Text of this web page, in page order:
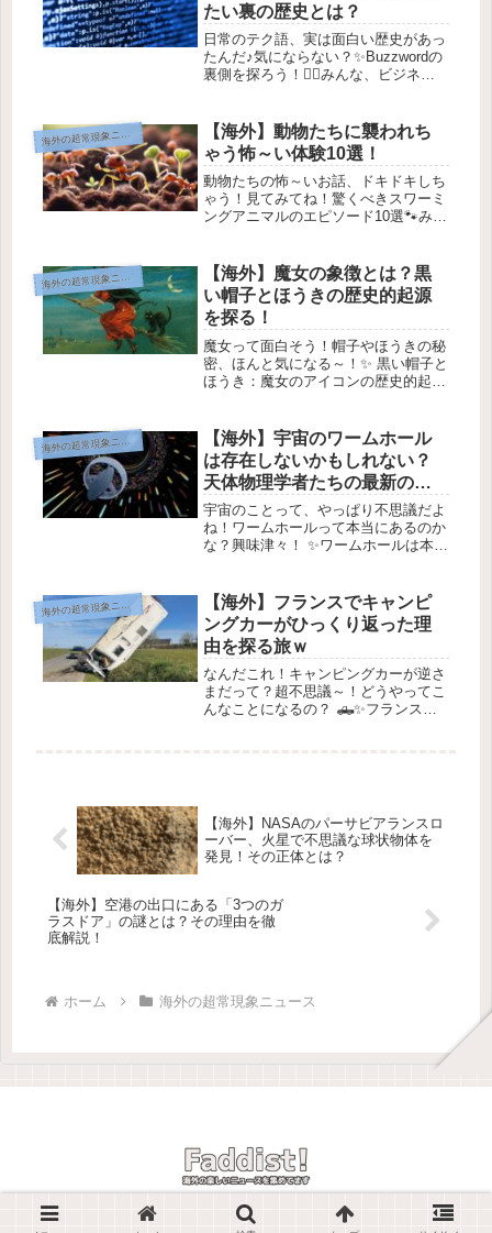
たい裏の歴史とは？
日常のテク語、実は面白い歴史があっ
たんだ♪気にならない？✨Buzzwordの
裏側を探ろう！🕵️‍♀️みんな、ビジネス
と、よく耳にする言葉があるよね。
「パイボットした」「ディス...
海
外の超常現象ニュース
【海外】動物たちに襲われち
ゃう怖～い体験10選！
動物たちの怖～いお話、ドキドキしち
ゃう！見てみてね！驚くべきスワーミ
ングアニマルのエピソード10選🐾みん
い「スワーミングアニマル」について
お話しするよ✨ これ、動物たちが集...
海
外の超常現象ニュース
【海外】魔女の象徴とは？黒
い帽子とほうきの歴史的起源
を探る！
魔女って面白そう！帽子やほうきの秘
密、ほんと気になる～！✨ 黒い帽子と
ほうき：魔女のアイコンの歴史的起源
Tuck and S...
海
外の超常現象ニュース
【海外】宇宙のワームホール
は存在しないかもしれない？
天体物理学者たちの最新の主
張とは
宇宙のことって、やっぱり不思議だよ
ね！ワームホールって本当にあるのか
な？興味津々！ ✨ワームホールは本当
る？ 画像提供: NASA ワームホールは
SF作品の定番だけど、実際に...
海
外の超常現象ニュース
【海外】フランスでキャンピ
ングカーがひっくり返った理
由を探る旅ｗ
なんだこれ！キャンピングカーが逆さ
まだって？超不思議～！どうやってこ
んなことになるの？ 🛻✨フランスで
【海外】NASAのパーサビアランスロ
ーバー、火星で不思議な球状物体を
発見！その正体とは？
【海外】空港の出口にある「3つのガ
ラスドア」の謎とは？その理由を徹
底解説！
ホーム 海外の超常現象ニュース
© 2025 Faddist! -海外の楽しいニュースを紹介しています-.